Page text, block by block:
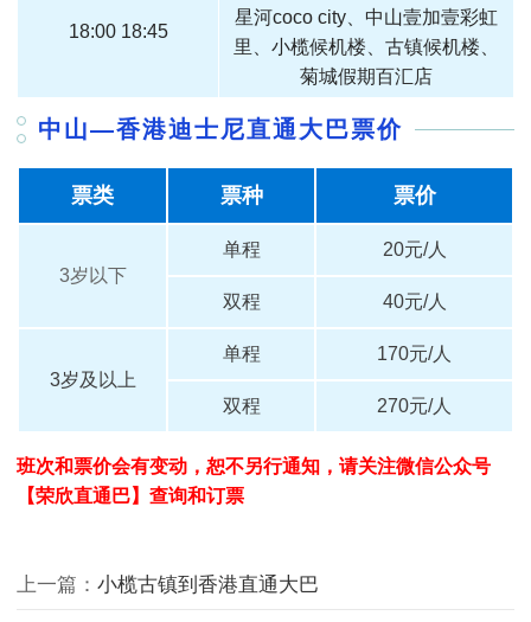
18:00 18:45
星河coco city、中山壹加壹彩虹
里、小榄候机楼、古镇候机楼、
菊城假期百汇店
中山—香港迪士尼直通大巴票价
票类 票种 票价
3岁以下
单程 20元/人
双程 40元/人
3岁及以上
单程 170元/人
双程 270元/人
班次和票价会有变动，恕不另行通知，请关注微信公众号
【荣欣直通巴】查询和订票
上一篇： 小榄古镇到香港直通大巴